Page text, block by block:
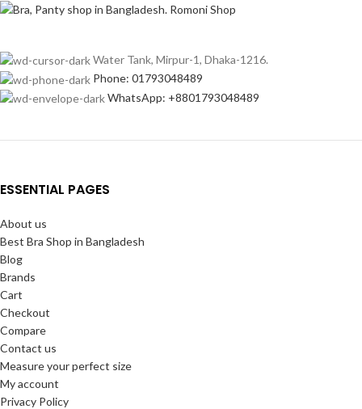
Water Tank, Mirpur-1, Dhaka-1216.
Phone: 01793048489
WhatsApp: +8801793048489
ESSENTIAL PAGES
About us
Best Bra Shop in Bangladesh
Blog
Brands
Cart
Checkout
Compare
Contact us
Measure your perfect size
My account
Privacy Policy